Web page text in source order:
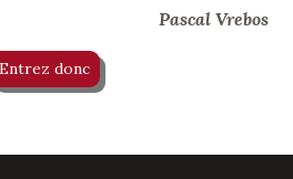
Pascal Vrebos
Entrez donc